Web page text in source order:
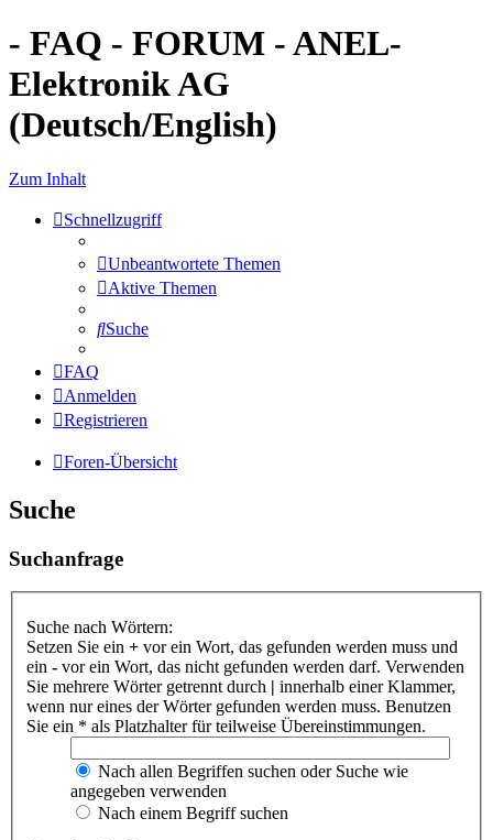
- FAQ - FORUM - ANEL-
Elektronik AG
(Deutsch/English)
Zum Inhalt
Schnellzugriff
Unbeantwortete Themen
Aktive Themen
Suche
FAQ
Anmelden
Registrieren
Foren-Übersicht
Suche
Suchanfrage
Suche nach Wörtern:
Setzen Sie ein + vor ein Wort, das gefunden werden muss und
ein - vor ein Wort, das nicht gefunden werden darf. Verwenden
Sie mehrere Wörter getrennt durch | innerhalb einer Klammer,
wenn nur eines der Wörter gefunden werden muss. Benutzen
Sie ein * als Platzhalter für teilweise Übereinstimmungen.
Nach allen Begriffen suchen oder Suche wie
angegeben verwenden
Nach einem Begriff suchen